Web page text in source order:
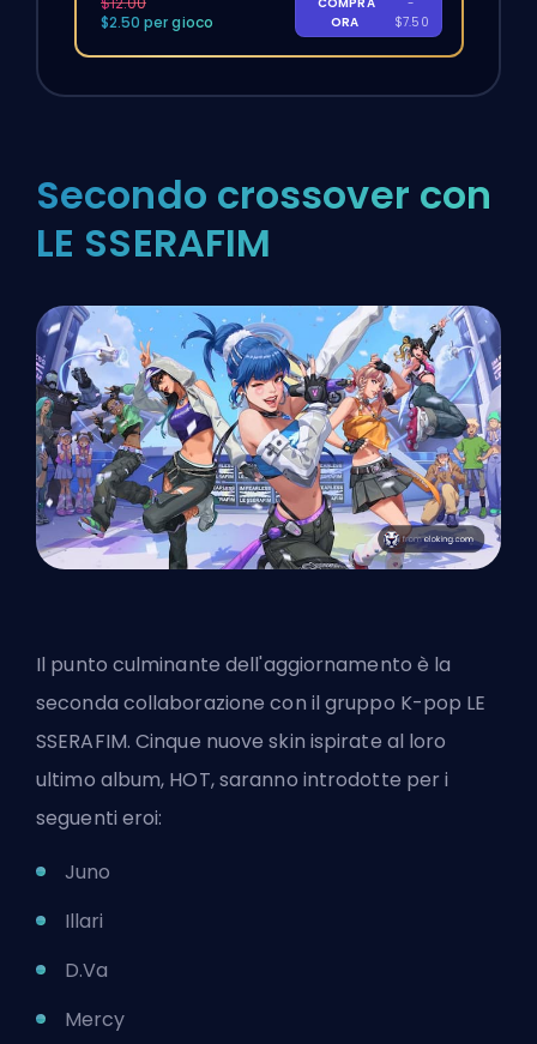
$2.50 per gioco
ORA
$7.50
Secondo crossover con
LE SSERAFIM
Il punto culminante dell'aggiornamento è la
seconda collaborazione con ilgruppo K-pop LE
SSERAFIM. Cinque nuove skin ispirate al loro
ultimo album, HOT, saranno introdotte per i
seguenti eroi:
Juno
Illari
D.Va
Mercy